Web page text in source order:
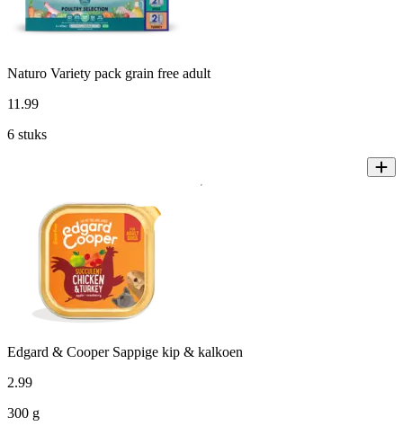
Naturo Variety pack grain free adult
11 .99
6 stuks
Edgard & Cooper Sappige kip & kalkoen
2.99
300 g